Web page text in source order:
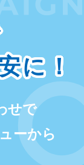
に！
せで
ーから